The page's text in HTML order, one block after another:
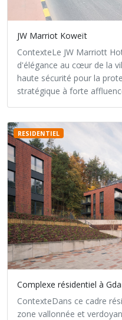
JW Marriot Koweït
ContexteLe JW Marriott
d'élégance au cœur de la
haute sécurité pour la
stratégique à forte
RESIDENTIEL
Complexe résidentiel à
ContexteDans ce cadre
zone vallonnée et